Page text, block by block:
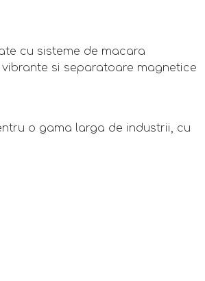
cu sisteme de macara
si separatoare magnetice
o gama larga de industrii, cu